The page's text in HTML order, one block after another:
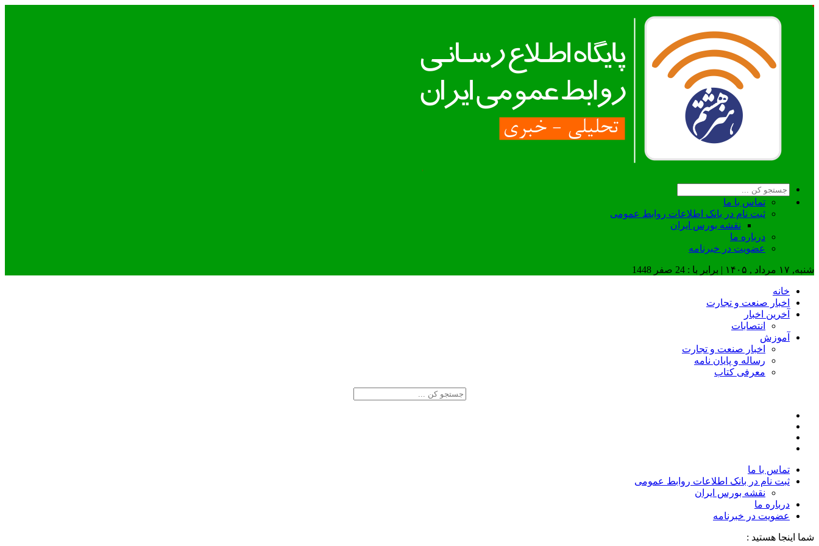
تماس با ما
ثبت نام در بانک اطلاعات روابط عمومی
نقشه بورس ایران
درباره ما
عضويت در خبرنامه
شنبه, ۱۷ مرداد , ۱۴۰۵ | برابر با : 24 صفر 1448
خانه
اخبار صنعت و تجارت
آخرین اخبار
انتصابات
آموزش
اخبار صنعت و تجارت
رساله و پایان نامه
معرفی کتاب
تماس با ما
ثبت نام در بانک اطلاعات روابط عمومی
نقشه بورس ایران
درباره ما
عضويت در خبرنامه
شما اینجا هستید :